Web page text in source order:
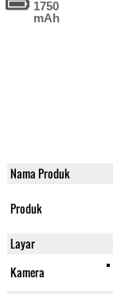
1750
mAh
Nama Produk
Produk
Layar
Kamera